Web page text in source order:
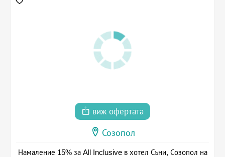
виж офертата
Созопол
Намаление 15% за All Inclusive в хотел Съни, Созопол на